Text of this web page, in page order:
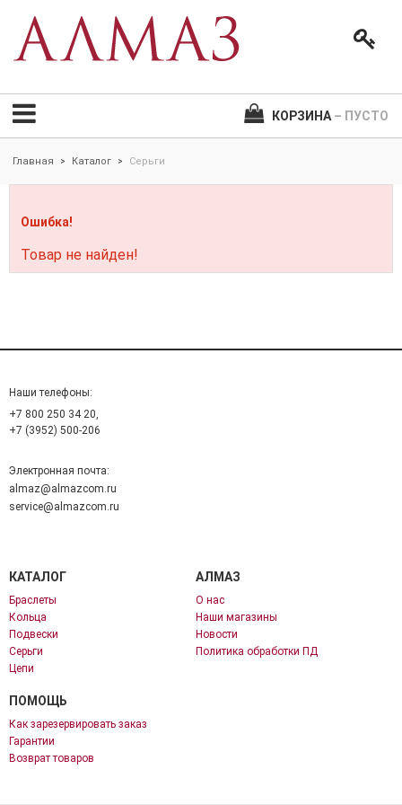
КОРЗИНА – ПУСТО
Главная > Каталог > Серьги
Ошибка!
Товар не найден!
Наши телефоны:
+7 800 250 34 20,
+7 (3952) 500-206
Электронная почта:
almaz@almazcom.ru
service@almazcom.ru
КАТАЛОГ
Браслеты
Кольца
Подвески
Серьги
Цепи
АЛМАЗ
О нас
Наши магазины
Новости
Политика обработки ПД
ПОМОЩЬ
Как зарезервировать заказ
Гарантии
Возврат товаров